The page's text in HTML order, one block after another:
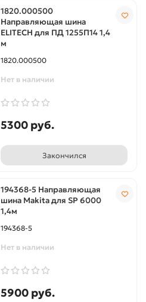
1820.000500
Направляющая шина
ELITECH для ПД 1255П14 1,4
м
1820.000500
Нет в наличии
5300 руб.
Закончился
194368-5 Направляющая
шина Makita для SP 6000
1,4м
194368-5
Нет в наличии
5900 руб.